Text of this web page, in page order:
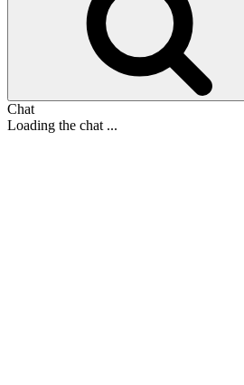
Chat
Loading the chat ...